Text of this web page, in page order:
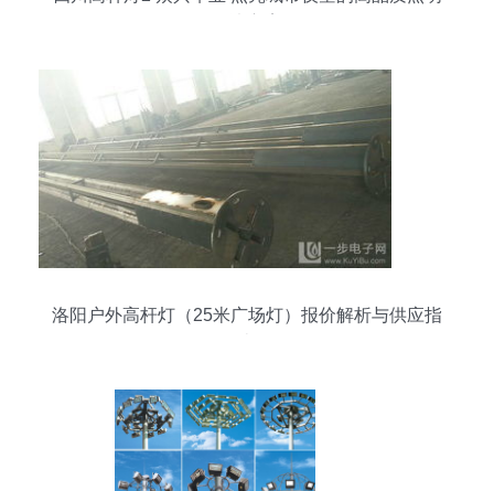
洛阳户外高杆灯（25米广场灯）报价解析与供应指